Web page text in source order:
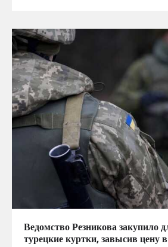
Ведомство Резникова
турецкие куртки, завысив цену